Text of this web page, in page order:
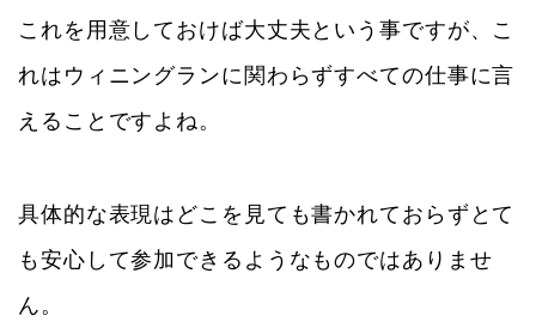
これを用意しておけば大丈夫という事ですが、こ
れはウィニングランに関わらずすべての仕事に言
えることですよね。
具体的な表現はどこを見ても書かれておらずとて
も安心して参加できるようなものではありませ
ん。